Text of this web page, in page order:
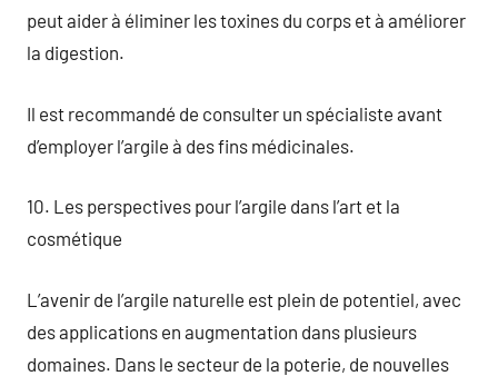
peut aider à éliminer les toxines du corps et à améliorer
la digestion.
Il est recommandé de consulter un spécialiste avant
d’employer l’argile à des fins médicinales.
10. Les perspectives pour l’argile dans l’art et la
cosmétique
L’avenir de l’argile naturelle est plein de potentiel, avec
des applications en augmentation dans plusieurs
domaines. Dans le secteur de la poterie, de nouvelles